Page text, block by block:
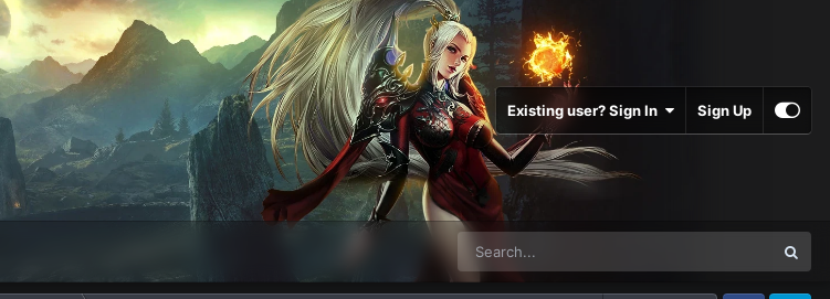
Existing user? Sign In Sign Up